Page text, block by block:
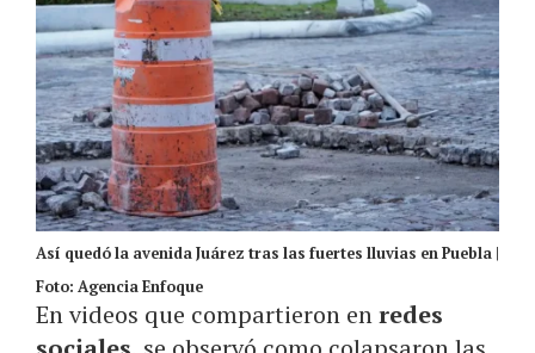
Así quedó la avenida Juárez tras las fuertes lluvias en Puebla |
Foto: Agencia Enfoque
En videos que compartieron enredes